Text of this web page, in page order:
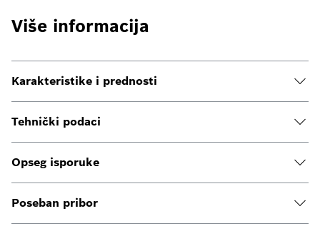
Više informacija
Karakteristike i prednosti
Tehnički podaci
Opseg isporuke
Poseban pribor